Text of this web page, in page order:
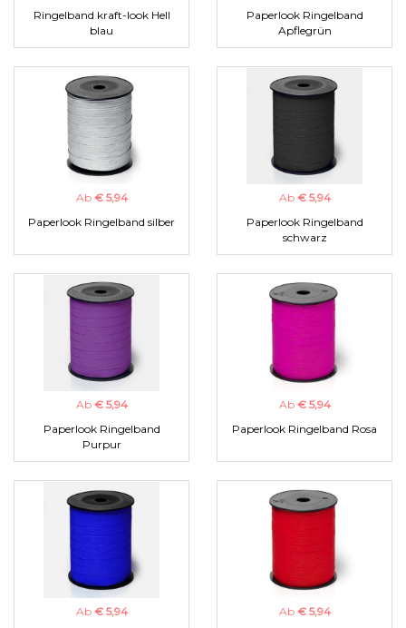
Ringelband kraft-look Hell
blau
Paperlook Ringelband
Apflegrün
Ab € 5,94
Paperlook Ringelband silber
Ab € 5,94
Paperlook Ringelband
schwarz
Ab € 5,94
Paperlook Ringelband
Purpur
Ab € 5,94
Paperlook Ringelband Rosa
Ab € 5,94
Ab € 5,94